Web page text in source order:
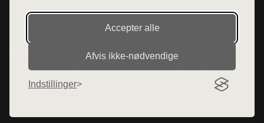
Accepter alle
Afvis ikke‑nødvendige
Indstillinger
Denne side er en del af want.dk, der udgiver en række
hjemmesider med præsentation af forskellige produkter fra
diverse webshops. Der sælges ikke varer fra denne side - vi
henviser til de shops, som sælger varen. Vi har heller ikke
varerne på lager.